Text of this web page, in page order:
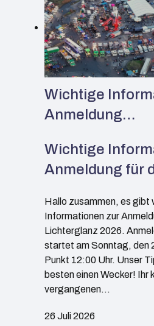
Wichtige
Anmeldung…
Wichtige
Anmeldung für
Hallo zusammen, es gibt
Informationen zur
Lichterglanz 2026.
startet am Sonntag, den
Punkt 12:00 Uhr. Unser
besten einen Wecker! Ihr
vergangenen…
26 Juli 2026